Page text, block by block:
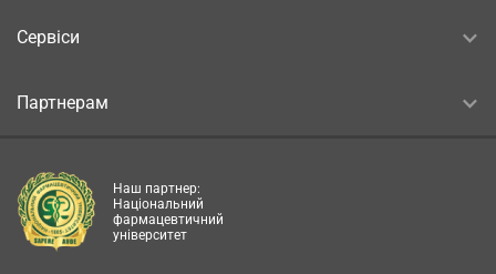
Сервіси
Партнерам
Наш партнер:
Національний
фармацевтичний
університет